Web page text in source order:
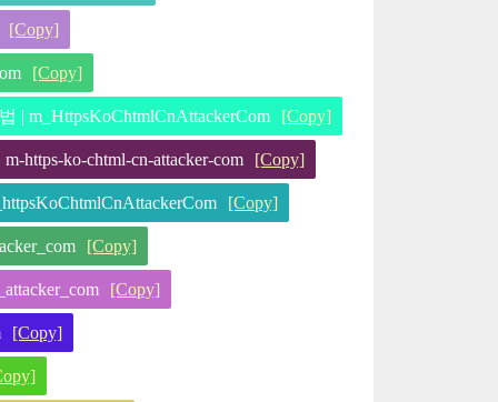
[Copy]
[Copy]
| m_HttpsKoChtmlCnAttackerCom [Copy]
https-ko-chtml-cn-attacker-com [Copy]
[Copy]
[Copy]
[Copy]
[Copy]